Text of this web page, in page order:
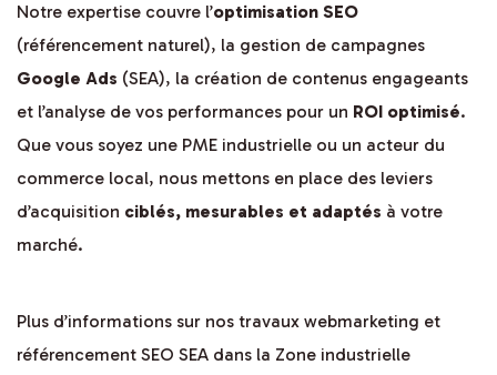
Notre expertise couvre l’optimisation SEO
(référencement naturel), la gestion de campagnes
Google Ads (SEA), la création de contenus engageants
et l’analyse de vos performances pour un ROI optimisé.
Que vous soyez une PME industrielle ou un acteur du
commerce local, nous mettons en place des leviers
d’acquisition ciblés, mesurables et adaptés à votre
marché.
Plus d’informations sur nos travaux webmarketing et
référencement SEO SEA dans la Zone industrielle